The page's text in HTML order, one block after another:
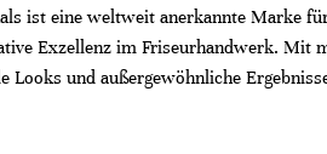
ist eine weltweit anerkannte Marke
Exzellenz im Friseurhandwerk. Mit
Looks und außergewöhnliche